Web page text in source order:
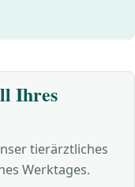
Ihres
tierärztliches
Werktages.